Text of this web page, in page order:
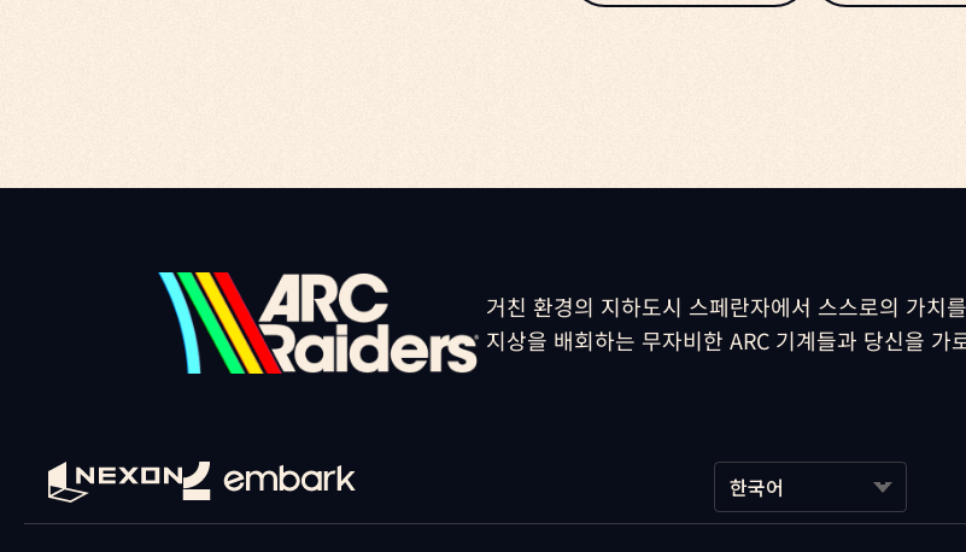
거친 환경의 지하도시 스페란자에서 스스로의 가치
지상을 배회하는 무자비한 ARC 기계들과 당신을 가
한국어